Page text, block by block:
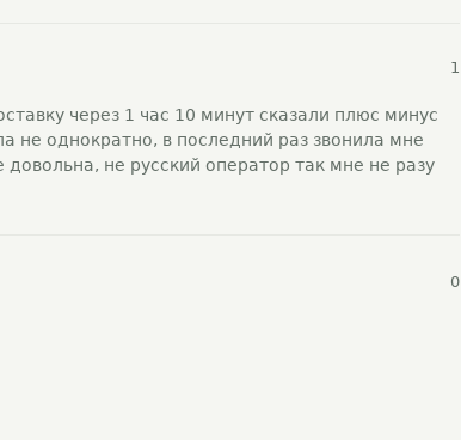
1
через 1 час 10 минут сказали плюс минус
не однократно, в последний раз звонила мне
не русский оператор так мне не разу
0